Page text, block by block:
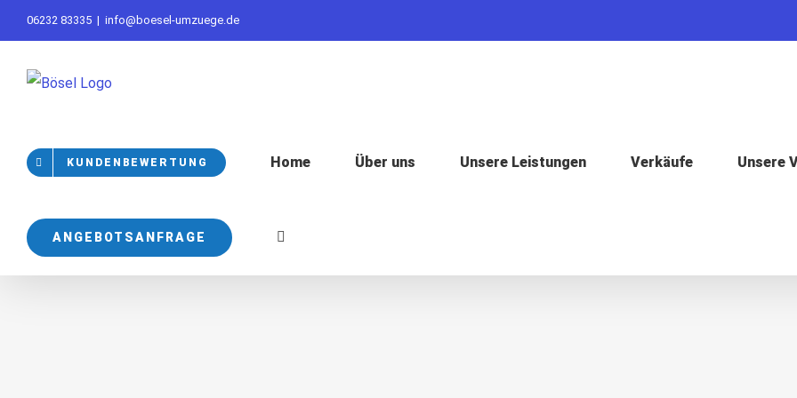
to
content
06232 83335 | info@boesel-umzuege.de
KUNDENBEWERTUNG Home Über uns Unsere Leistungen Verkäufe Unsere
ANGEBOTSANFRAGE